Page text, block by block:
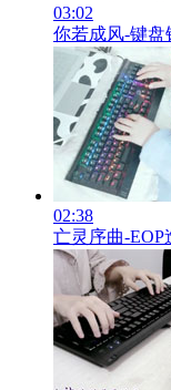
03:02
你若成风-键盘
02:38
亡灵序曲-